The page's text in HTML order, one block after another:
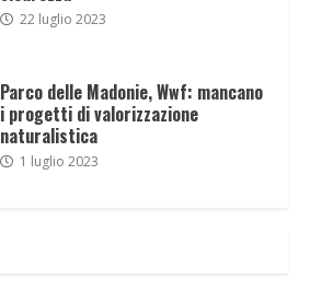
22 luglio 2023
Parco delle Madonie, Wwf: mancano
i progetti di valorizzazione
naturalistica
1 luglio 2023